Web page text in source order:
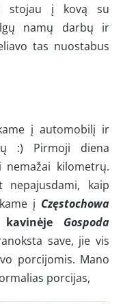
stojau į kovą su
namų darbų ir
tas nuostabus
į automobilį ir
:) Pirmoji diena
kilometrų.
nepajusdami, kaip
į Częstochowa
kavinėje Gospoda
save, jie vis
porcijomis. Mano
porcijas,